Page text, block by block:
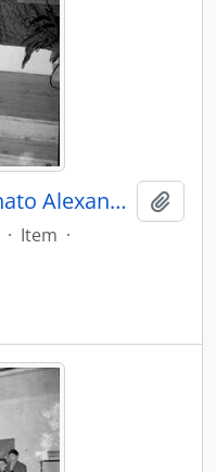
Festa de Natal no Externato Alexandre Herculano
· Item ·